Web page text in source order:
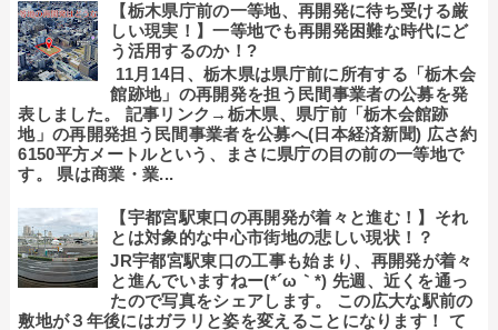
【栃木県庁前の一等地、再開発に待ち受ける厳
しい現実！】一等地でも再開発困難な時代にど
う活用するのか！?
11月14日、栃木県は県庁前に所有する「栃木会
館跡地」の再開発を担う民間事業者の公募を発
表しました。 記事リンク→栃木県、県庁前「栃木会館跡
地」の再開発担う民間事業者を公募へ(日本経済新聞) 広さ約
6150平方メートルという、まさに県庁の目の前の一等地で
す。 県は商業・業...
【宇都宮駅東口の再開発が着々と進む！】それ
とは対象的な中心市街地の悲しい現状！？
JR宇都宮駅東口の工事も始まり、再開発が着々
と進んでいますねー(*´ω｀*) 先週、近くを通っ
たので写真をシェアします。 この広大な駅前の
敷地が３年後にはガラリと姿を変えることになります！ て